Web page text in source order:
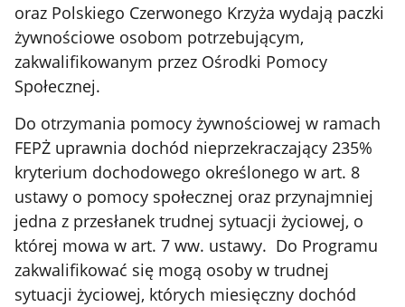
oraz Polskiego Czerwonego Krzyża wydają paczki
żywnościowe osobom potrzebującym,
zakwalifikowanym przez Ośrodki Pomocy
Społecznej.
Do otrzymania pomocy żywnościowej w ramach
FEPŻ uprawnia dochód nieprzekraczający 235%
kryterium dochodowego określonego w art. 8
ustawy o pomocy społecznej oraz przynajmniej
jedna z przesłanek trudnej sytuacji życiowej, o
której mowa w art. 7 ww. ustawy. Do Programu
zakwalifikować się mogą osoby w trudnej
sytuacji życiowej, których miesięczny dochód